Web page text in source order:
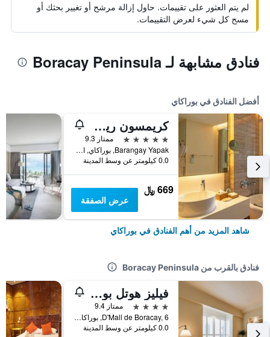
لم يتم العثور على تقييمات. حاول إزالة مرشح أو تغيير بحثك أو
مسح كل شيء لعرض التقييمات.
فنادق مشابهة لـ Boracay Peninsula
أفضل الفنادق في بوراكاي
كريمسون ريزورت آند سبا بوراكاي
5 نجوم
ممتاز 9.3
Barangay Yapak, بوراكاي, الفلبين
0.0 كيلومتر عن وسط المدينة
669 ﷼
عرض الصفقة
شاهد المزيد من أهم الفنادق في بوراكاي
فنادق بالقرب من Boracay Peninsula
فيليز هوتل بوراكاي مانيدجد باي إنديرون هوتلز
4 نجوم
ممتاز 9.4
D'Mall de Boracay, 6, بوراكاي, الفلبين
0.0 كيلومتر عن وسط المدينة